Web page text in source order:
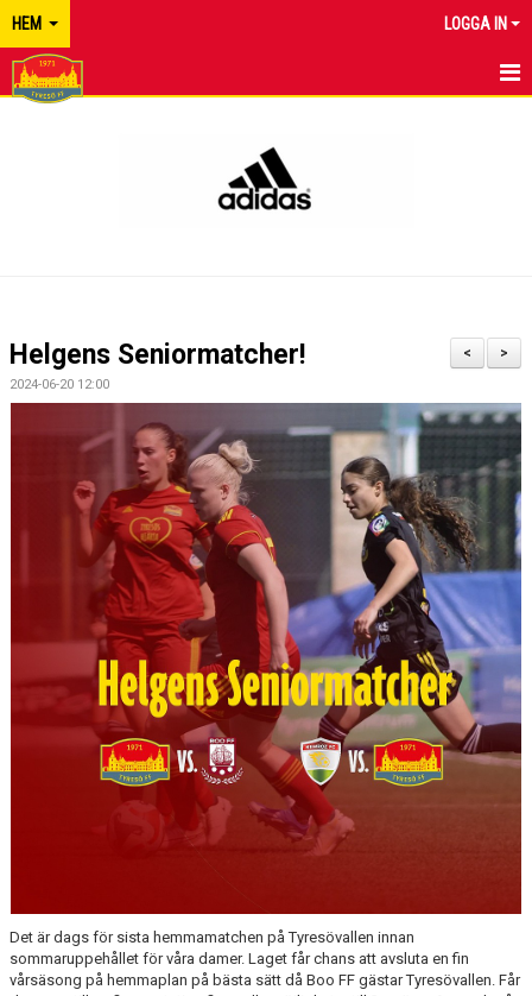
HEM LOGGA IN
>
<
Helgens Seniormatcher!
2024-06-20 12:00
Det är dags för sista hemmamatchen på Tyresövallen innan
sommaruppehållet för våra damer. Laget får chans att avsluta en fin
vårsäsong på hemmaplan på bästa sätt då Boo FF gästar Tyresövallen. Får